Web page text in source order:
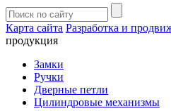
Карта сайта Разработка и
продукция
Замки
Ручки
Дверные петли
Цилиндровые механизмы